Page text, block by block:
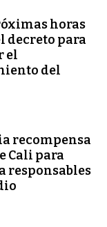
horas
decreto para
el
del
recompensa
Cali para
responsables